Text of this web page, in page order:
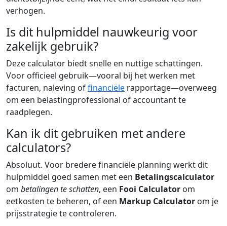
verhogen.
Is dit hulpmiddel nauwkeurig voor
zakelijk gebruik?
Deze calculator biedt snelle en nuttige schattingen.
Voor officieel gebruik—vooral bij het werken met
facturen, naleving offinanciële rapportage—overweeg
om een belastingprofessional of accountant te
raadplegen.
Kan ik dit gebruiken met andere
calculators?
Absoluut. Voor bredere financiële planning werkt dit
hulpmiddel goed samen met een Betalingscalculator
om betalingen te schatten, een Fooi Calculator om
eetkosten te beheren, of een Markup Calculator om je
prijsstrategie te controleren.